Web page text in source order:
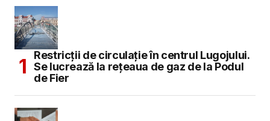
Restricții de circulație în centrul Lugojului.
Se lucrează la rețeaua de gaz de la Podul
de Fier